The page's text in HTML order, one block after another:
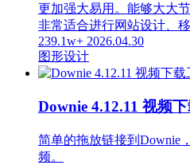
更加强大易用。能够大大
非常适合进行网站设计、
239.1w+ 2026.04.30
图形设计
Downie 4.12.11 视频
简单的拖放链接到Downie
频。